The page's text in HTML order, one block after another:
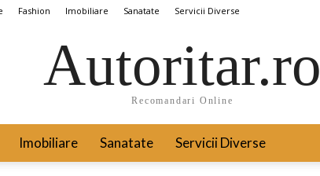
Fashion Imobiliare Sanatate Servicii Diverse
Autoritar.ro
Recomandari Online
Imobiliare Sanatate Servicii Diverse